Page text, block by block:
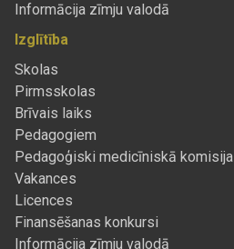
Informācija zīmju valodā
Izglītība
Skolas
Pirmsskolas
Brīvais laiks
Pedagogiem
Pedagoģiski medicīniskā komisija
Vakances
Licences
Finansēšanas konkursi
Informācija zīmju valodā